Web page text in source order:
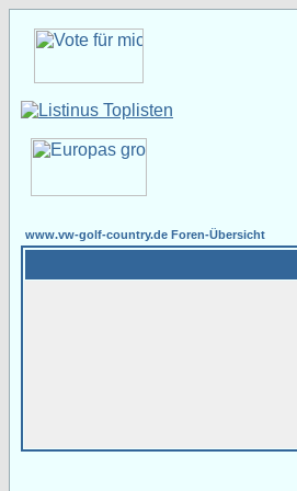
www.vw-golf-country.de Foren-Übersicht